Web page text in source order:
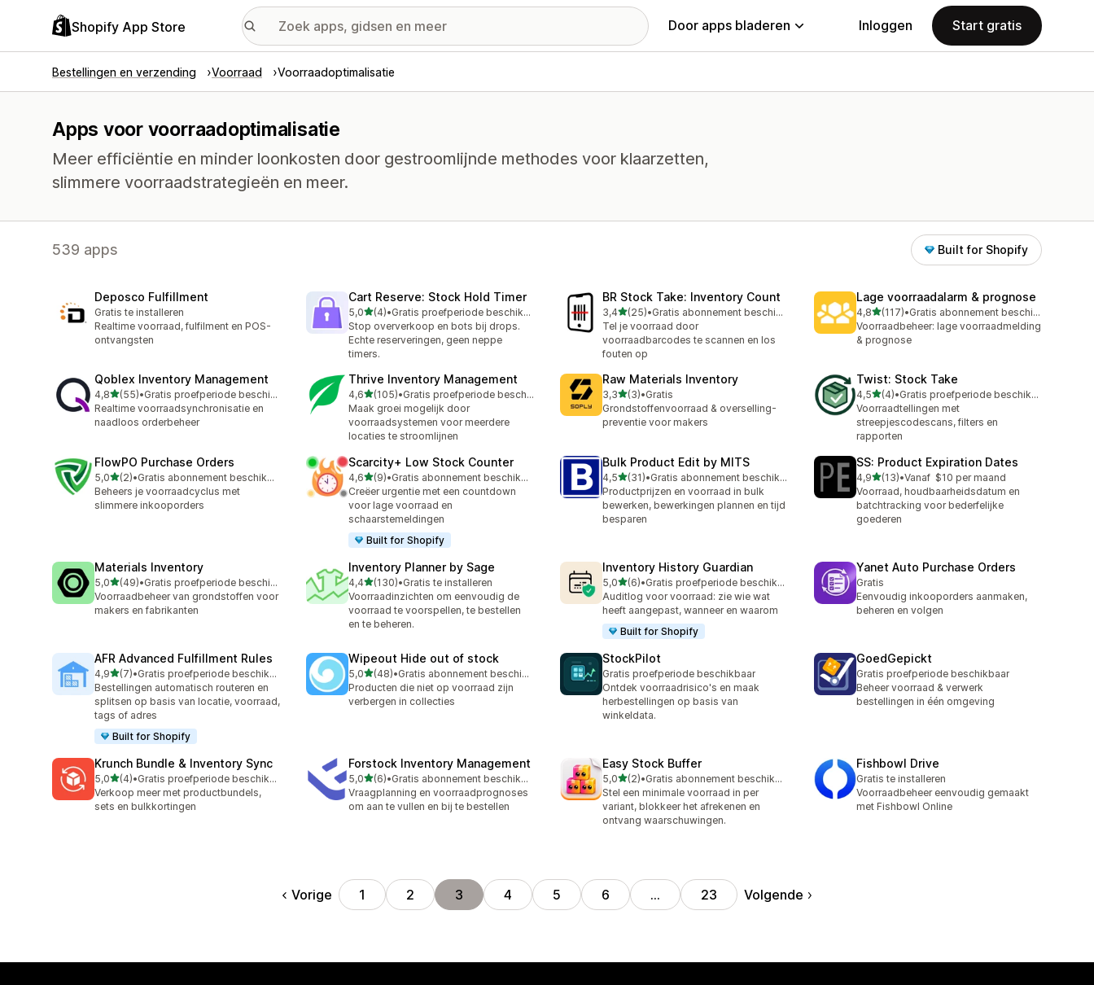
Shopify App Store Door apps bladeren Inloggen Start gratis
Bestellingen en verzending Voorraad Voorraadoptimalisatie
Apps voor voorraadoptimalisatie
Meer efficiëntie en minder loonkosten door gestroomlijnde methodes voor klaarzetten,
slimmere voorraadstrategieën en meer.
539 apps Built for Shopify
Deposco Fulfillment
Gratis te installeren
Realtime voorraad, fulfilment en POS-
ontvangsten
Cart Reserve: Stock Hold Timer
5,0van 5 sterren
(4)
4 recensies in totaal
•
Gratis proefperiode beschikbaar
Stop oververkoop en bots bij drops.
Echte reserveringen, geen neppe
timers.
BR Stock Take: Inventory Count
3,4van 5 sterren
(25)
25 recensies in totaal
•
Gratis abonnement beschikbaar
Tel je voorraad door
voorraadbarcodes te scannen en los
fouten op
Lage voorraadalarm & prognose
4,8van 5 sterren
(117)
117 recensies in totaal
•
Gratis abonnement beschikbaar
Voorraadbeheer: lage voorraadmelding
& prognose
Qoblex Inventory Management
4,8van 5 sterren
(55)
55 recensies in totaal
•
Gratis proefperiode beschikbaar
Realtime voorraadsynchronisatie en
naadloos orderbeheer
Thrive Inventory Management
4,6van 5 sterren
(105)
105 recensies in totaal
•
Gratis proefperiode beschikbaar
Maak groei mogelijk door
voorraadsystemen voor meerdere
locaties te stroomlijnen
Raw Materials Inventory
3,3van 5 sterren
(3)
3 recensies in totaal
•Gratis
Grondstoffenvoorraad & overselling-
preventie voor makers
Twist: Stock Take
4,5van 5 sterren
(4)
4 recensies in totaal
•
Gratis proefperiode beschikbaar
Voorraadtellingen met
streepjescodescans, filters en
rapporten
FlowPO Purchase Orders
5,0van 5 sterren
(2)
2 recensies in totaal
•
Gratis abonnement beschikbaar
Beheers je voorraadcyclus met
slimmere inkooporders
Scarcity+ Low Stock Counter
4,6van 5 sterren
(9)
9 recensies in totaal
•
Gratis abonnement beschikbaar
Creëer urgentie met een countdown
voor lage voorraad en
schaarstemeldingen
Built for Shopify
Bulk Product Edit by MITS
4,5van 5 sterren
(31)
31 recensies in totaal
•
Gratis abonnement beschikbaar
Productprijzen en voorraad in bulk
bewerken, bewerkingen plannen en tijd
besparen
SS: Product Expiration Dates
4,9van 5 sterren
(13)
13 recensies in totaal
•Vanaf $10 per maand
Voorraad, houdbaarheidsdatum en
batchtracking voor bederfelijke
goederen
Materials Inventory
5,0van 5 sterren
(49)
49 recensies in totaal
•
Gratis proefperiode beschikbaar
Voorraadbeheer van grondstoffen voor
makers en fabrikanten
Inventory Planner by Sage
4,4van 5 sterren
(130)
130 recensies in totaal
•Gratis te installeren
Voorraadinzichten om eenvoudig de
voorraad te voorspellen, te bestellen
en te beheren.
Inventory History Guardian
5,0van 5 sterren
(6)
6 recensies in totaal
•
Gratis proefperiode beschikbaar
Auditlog voor voorraad: zie wie wat
heeft aangepast, wanneer en waarom
Built for Shopify
Yanet Auto Purchase Orders
Gratis
Eenvoudig inkooporders aanmaken,
beheren en volgen
AFR Advanced Fulfillment Rules
4,9van 5 sterren
(7)
7 recensies in totaal
•
Gratis proefperiode beschikbaar
Bestellingen automatisch routeren en
splitsen op basis van locatie, voorraad,
tags of adres
Built for Shopify
Wipeout Hide out of stock
5,0van 5 sterren
(48)
48 recensies in totaal
•
Gratis abonnement beschikbaar
Producten die niet op voorraad zijn
verbergen in collecties
StockPilot
Gratis proefperiode beschikbaar
Ontdek voorraadrisico's en maak
herbestellingen op basis van
winkeldata.
GoedGepickt
Gratis proefperiode beschikbaar
Beheer voorraad & verwerk
bestellingen in één omgeving
Krunch Bundle & Inventory Sync
5,0van 5 sterren
(4)
4 recensies in totaal
•
Gratis proefperiode beschikbaar
Verkoop meer met productbundels,
sets en bulkkortingen
Forstock Inventory Management
5,0van 5 sterren
(6)
6 recensies in totaal
•
Gratis abonnement beschikbaar
Vraagplanning en voorraadprognoses
om aan te vullen en bij te bestellen
Easy Stock Buffer
5,0van 5 sterren
(2)
2 recensies in totaal
•
Gratis abonnement beschikbaar
Stel een minimale voorraad in per
variant, blokkeer het afrekenen en
ontvang waarschuwingen.
Fishbowl Drive
Gratis te installeren
Voorraadbeheer eenvoudig gemaakt
met Fishbowl Online
Vorige 1 2 3 4 5 6 … 23 Volgende